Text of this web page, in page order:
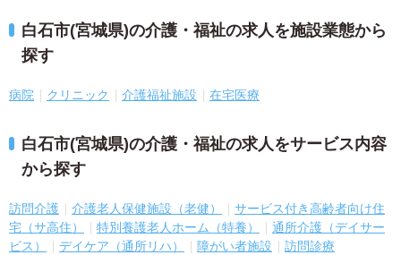
白石市(宮城県)の介護・福祉の求人を施設業態から
探す
病院 クリニック 介護福祉施設 在宅医療
白石市(宮城県)の介護・福祉の求人をサービス内容
から探す
訪問介護 介護老人保健施設（老健）
サービス付き高齢者向け住
宅（サ高住）
特別養護老人ホーム（特養）
通所介護（デイサー
ビス）
デイケア（通所リハ） 障がい者施設 訪問診療